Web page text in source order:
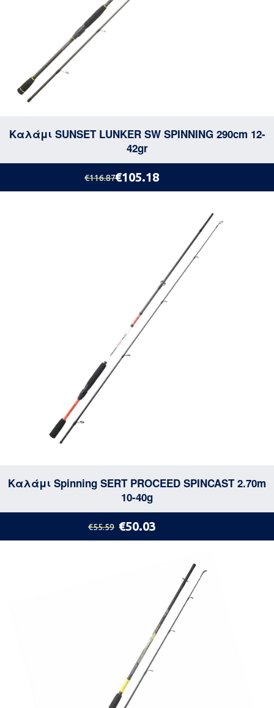
Καλάμι SUNSET LUNKER SW SPINNING 290cm 12-
42gr
€116.87€105.18
Καλάμι Spinning SERT PROCEED SPINCAST 2.70m
10-40g
€55.59 €50.03